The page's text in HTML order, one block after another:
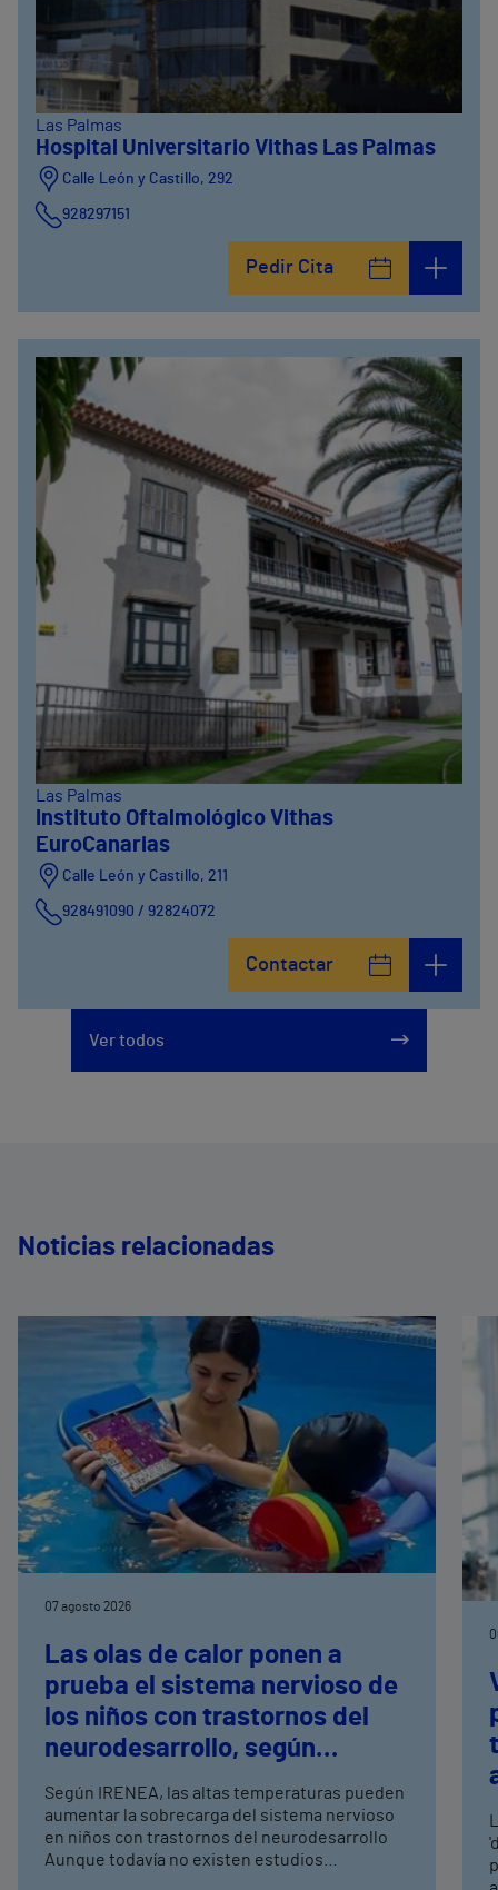
Las Palmas
Hospital Universitario Vithas Las Palmas
Calle León y Castillo, 292
928297151
Pedir Cita
Las Palmas
Instituto Oftalmológico Vithas
EuroCanarias
Calle León y Castillo, 211
928491090 / 92824072
Contactar
Ver todos
Noticias relacionadas
07 agosto 2026
Las olas de calor ponen a
prueba el sistema nervioso de
los niños con trastornos del
neurodesarrollo, según
expertos en
neurorrehabilitación
pediátrica de Vithas
Según IRENEA, las altas temperaturas pueden
aumentar la sobrecarga del sistema nervioso
en niños con trastornos del neurodesarrollo
Aunque todavía no existen estudios